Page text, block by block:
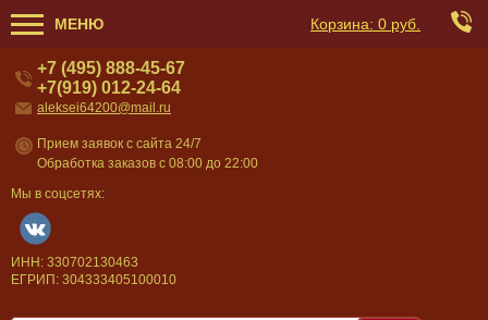
МЕНЮ Корзина: 0 руб.
+7 (495) 888-45-67
+7(919) 012-24-64
aleksei64200@mail.ru
Прием заявок с сайта 24/7
Обработка заказов с 08:00 до 22:00
Мы в соцсетях:
ИНН: 330702130463
ЕГРИП: 304333405100010